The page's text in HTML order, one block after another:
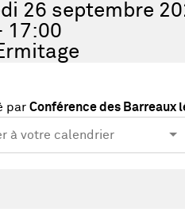
26 septembre
17:00
par Conférence des Barreaux